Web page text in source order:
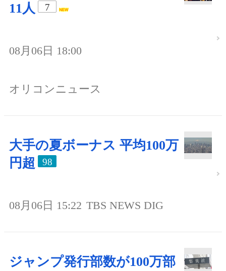
11人
7
08月06日 18:00
オリコンニュース
大手の夏ボーナス 平均100万
円超
98
08月06日 15:22 TBS NEWS DIG
ジャンプ発行部数が100万部